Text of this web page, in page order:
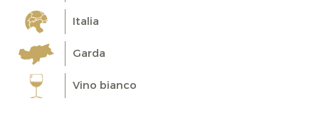
Italia
Garda
Vino bianco